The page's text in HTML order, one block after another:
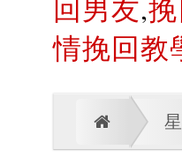
回男友,
情挽回教